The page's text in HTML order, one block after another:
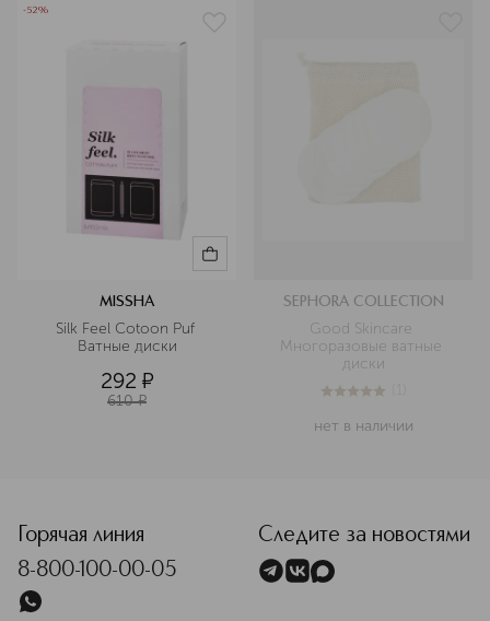
-52%
MISSHA
Silk Feel Cotoon Puf
Ватные диски
292 ¤
610 ¤
SEPHORA COLLECTION
Good Skincare
Многоразовые ватные
диски
5из 51
нет в наличии
Горячая линия
8-800-100-00-05
Следите за новостями